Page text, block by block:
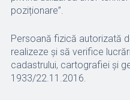
poziționare”.
Persoană fizică autorizată
realizeze și să verifice
cadastrului, cartografiei și
1933/22.11.2016.